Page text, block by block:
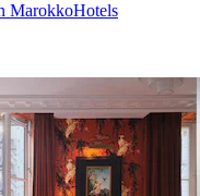
MarokkoHotels